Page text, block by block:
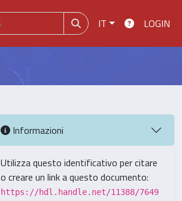
IT LOGIN
Informazioni
Utilizza questo identificativo per citare
o creare un link a questo documento:
https://hdl.handle.net/11388/7649